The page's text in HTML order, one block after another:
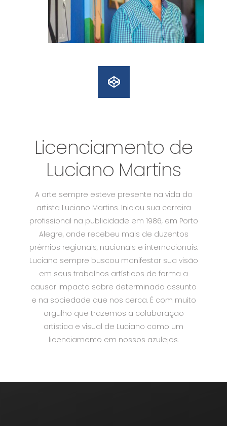
Licenciamento de
Luciano Martins
A arte sempre esteve presente na vida do
artista Luciano Martins. Iniciou sua carreira
profissional na publicidade em 1986, em Porto
Alegre, onde recebeu mais de duzentos
prêmios regionais, nacionais e internacionais.
Luciano sempre buscou manifestar sua visão
em seus trabalhos artísticos de forma a
causar impacto sobre determinado assunto
e na sociedade que nos cerca. É com muito
orgulho que trazemos a colaboração
artística e visual de Luciano como um
licenciamento em nossos azulejos.